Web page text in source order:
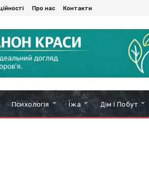
Про нас Контакти
Психологія Їжа Дім І Побут